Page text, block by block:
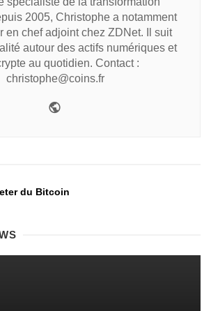
2005, Christophe a notamment
en chef adjoint chez ZDNet. Il suit
autour des actifs numériques et
au quotidien. Contact :
christophe@coins.fr
du Bitcoin